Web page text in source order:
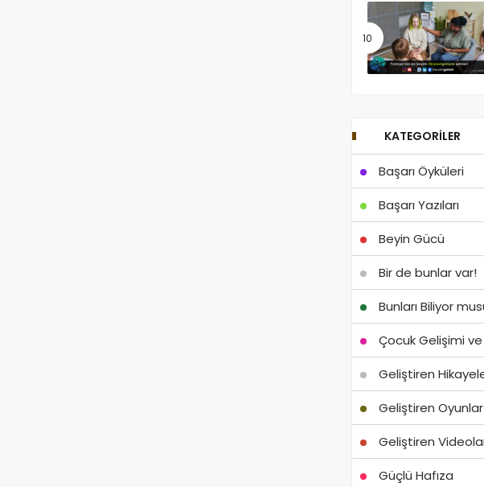
KATEGORILER
Başarı Öyküleri
Başarı Yazıları
Beyin Gücü
Bir de bunlar var!
Bunları Biliyor
Çocuk Gelişimi
Geliştiren
Geliştiren Oyunlar
Geliştiren
Güçlü Hafıza